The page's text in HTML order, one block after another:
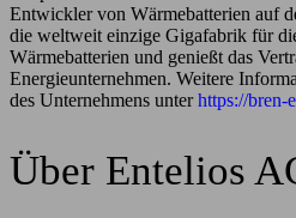
Entwickler von Wärmebatterien auf
die weltweit einzige Gigafabrik für
Wärmebatterien und genießt das
Energieunternehmen. Weitere
des Unternehmens unterhttps://bren-
Über Entelios